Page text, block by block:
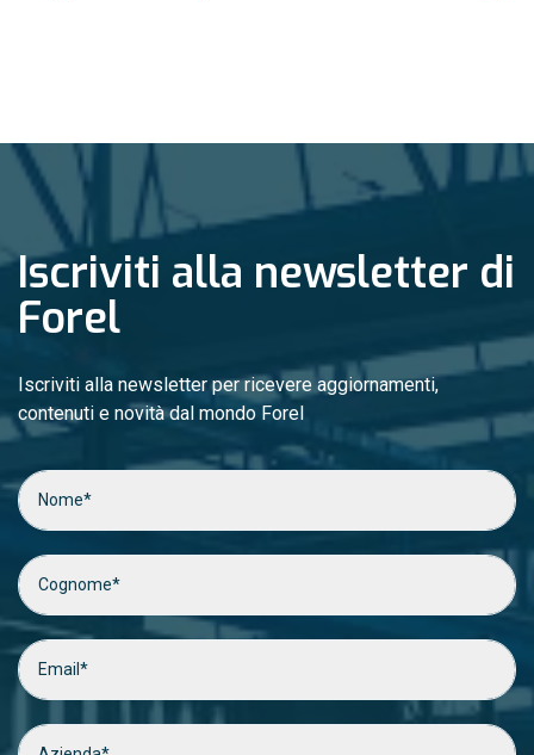
Iscriviti alla newsletter di
Forel
Iscriviti alla newsletter per ricevere aggiornamenti,
contenuti e novità dal mondo Forel